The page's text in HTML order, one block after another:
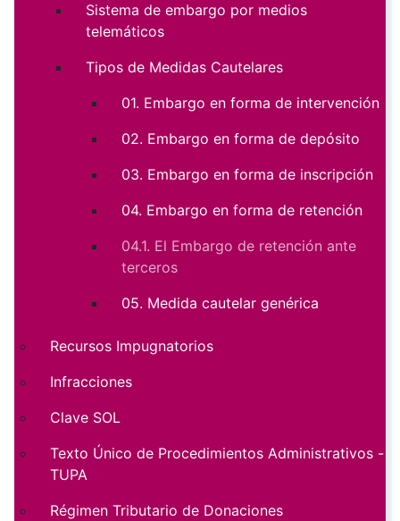
Sistema de embargo por medios
telemáticos
Tipos de Medidas Cautelares
01. Embargo en forma de intervención
02. Embargo en forma de depósito
03. Embargo en forma de inscripción
04. Embargo en forma de retención
04.1. El Embargo de retención ante
terceros
05. Medida cautelar genérica
Recursos Impugnatorios
Infracciones
Clave SOL
Texto Único de Procedimientos Administrativos -
TUPA
Régimen Tributario de Donaciones